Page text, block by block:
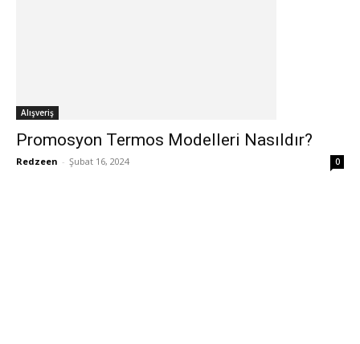
Alışveriş
Promosyon Termos Modelleri Nasıldır?
Redzeen - Şubat 16, 2024 0